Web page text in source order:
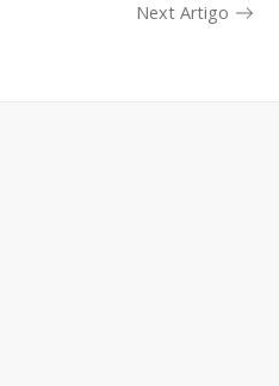
Next Artigo